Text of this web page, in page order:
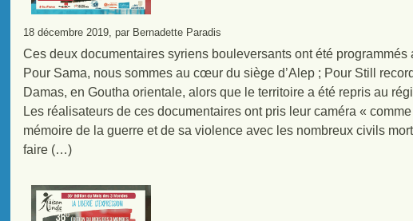
18 décembre 2019, par Bernadette Paradis
Ces deux documentaires syriens bouleversants ont été
Pour Sama, nous sommes au cœur du siège d’Alep ; Pour Still
Damas, en Goutha orientale, alors que le territoire a été repris au
Les réalisateurs de ces documentaires ont pris leur caméra «
mémoire de la guerre et de sa violence avec les nombreux civils
faire (…)